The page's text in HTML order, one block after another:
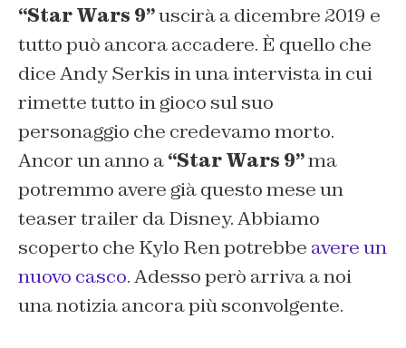
“Star Wars 9”uscirà a dicembre 2019 e
tutto può ancora accadere. È quello che
dice Andy Serkis in una intervista in cui
rimette tutto in gioco sul suo
personaggio che credevamo morto.
Ancor un anno a“Star Wars 9”ma
potremmo avere già questo mese un
teaser trailer da Disney. Abbiamo
scoperto che Kylo Ren potrebbe avere un
nuovo casco. Adesso però arriva a noi
una notizia ancora più sconvolgente.